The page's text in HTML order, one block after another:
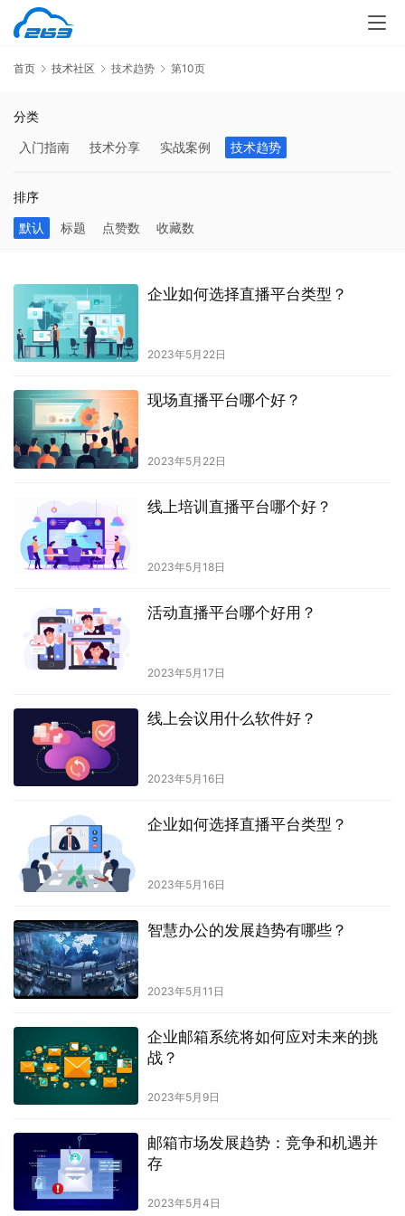
首页 技术社区 技术趋势 第10页
分类
入门指南
技术分享 实战案例 技术趋势
排序
默认
标题 点赞数 收藏数
企业如何选择直播平台类型？
2023年5月22日
现场直播平台哪个好？
2023年5月22日
线上培训直播平台哪个好？
2023年5月18日
活动直播平台哪个好用？
2023年5月17日
线上会议用什么软件好？
2023年5月16日
企业如何选择直播平台类型？
2023年5月16日
智慧办公的发展趋势有哪些？
2023年5月11日
企业邮箱系统将如何应对未来的挑
战？
2023年5月9日
邮箱市场发展趋势：竞争和机遇并
存
2023年5月4日